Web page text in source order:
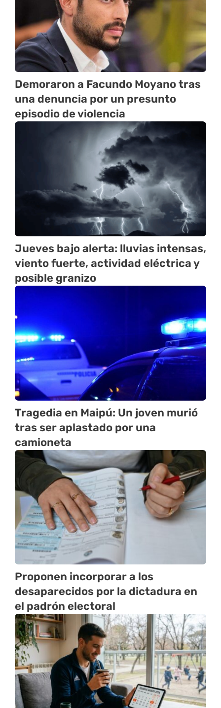
Demoraron a Facundo Moyano tras
una denuncia por un presunto
episodio de violencia
Jueves bajo alerta: lluvias intensas,
viento fuerte, actividad eléctrica y
posible granizo
Tragedia en Maipú: Un joven murió
tras ser aplastado por una
camioneta
Proponen incorporar a los
desaparecidos por la dictadura en
el padrón electoral